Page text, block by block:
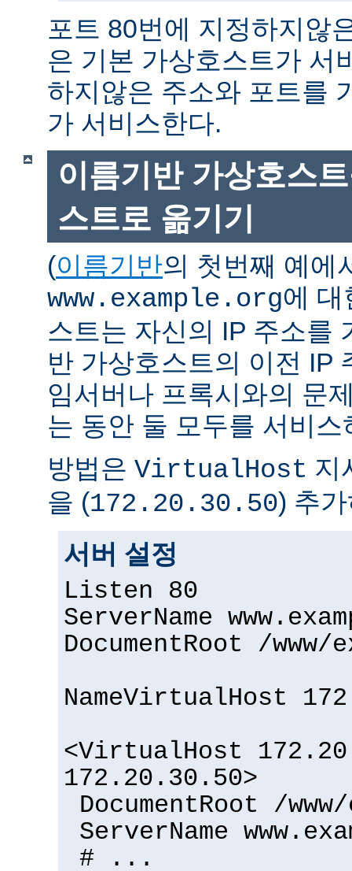
포트 80번에 지정하지않
은 기본 가상호스트가 서
하지않은 주소와 포트를
가 서비스한다.
이름기반 가상호스
스트로 옮기기
(이름기반의 첫번째 예에
www.example.org에 대
스트는 자신의 IP 주소를
반 가상호스트의 이전 IP
임서버나 프록시와의 문
는 동안 둘 모두를 서비스
방법은 VirtualHost 지
을 (172.20.30.50) 추
서버 설정
Listen 80
ServerName
DocumentRoot /www/
NameVirtualHost
<VirtualHost
172.20.30.50>
DocumentRoot /
ServerName
# ...